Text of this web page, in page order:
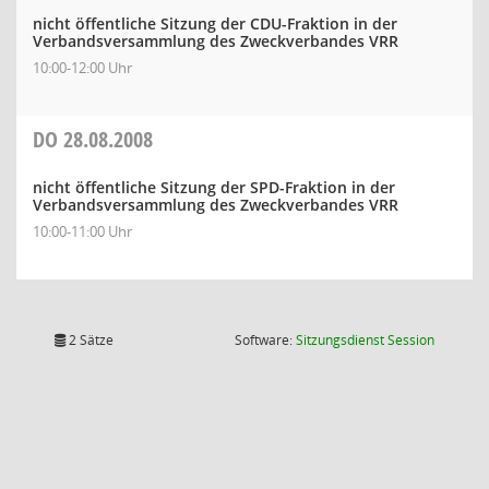
nicht öffentliche Sitzung der CDU-Fraktion in der
Verbandsversammlung des Zweckverbandes VRR
10:00-12:00 Uhr
DO 28.08.2008
nicht öffentliche Sitzung der SPD-Fraktion in der
Verbandsversammlung des Zweckverbandes VRR
10:00-11:00 Uhr
2 Sätze Software:SitzungsdienstSession(Wird in